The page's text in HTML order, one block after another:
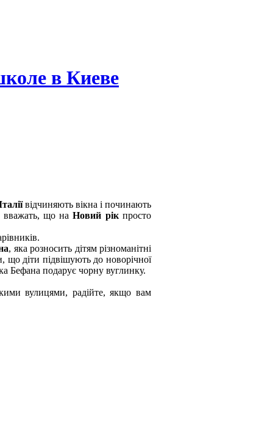
в Киеве
відчиняють вікна і починають
вважать, що наНовий рікпросто
, яка розносить дітям різноманітні
діти підвішують до новорічної
Бефана подарує чорну вуглинку.
вулицями, радійте, якщо вам